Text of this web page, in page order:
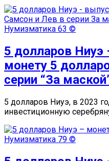
Нумизматика 63 ©
5 долларов Ниуэ
монету 5
серии “За
5 долларов Ниуэ, в 2023
инвестиционную
Нумизматика 79 ©